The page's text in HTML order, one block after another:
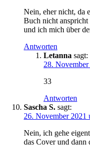
Nein, eher nicht, da
Buch nicht anspricht
und ich mich über
Antworten
Letanna sagt:
28.
33
Antworten
Sascha S. sagt:
26. November 2021
Nein, ich gehe
das Cover und dann